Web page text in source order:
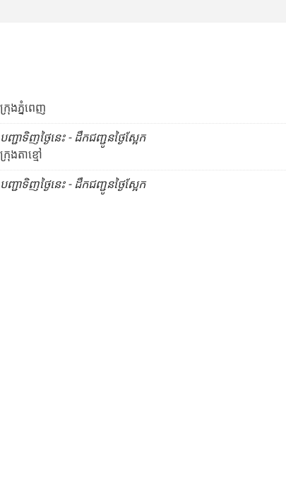
ក្រុងភ្នំពេញ
បញ្ជាទិញថ្ងៃនេះ - ដឹកជញ្ជូនថ្ងៃស្អែក
ក្រុងតាខ្មៅ
បញ្ជាទិញថ្ងៃនេះ - ដឹកជញ្ជូនថ្ងៃស្អែក